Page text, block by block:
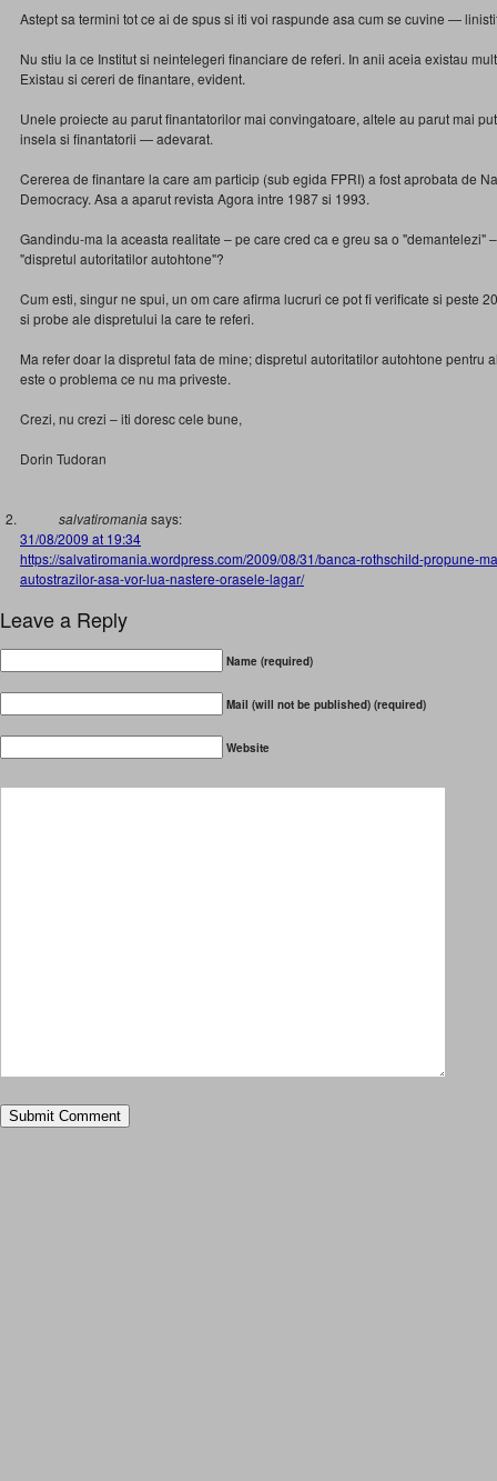
Astept sa termini tot ce ai de spus si iti voi raspunde asa cum se cuvine —
Nu stiu la ce Institut si neintelegeri financiare de referi. In anii aceia existau
Existau si cereri de finantare, evident.
Unele proiecte au parut finantatorilor mai convingatoare, altele au parut mai
insela si finantatorii — adevarat.
Cererea de finantare la care am particip (sub egida FPRI) a fost aprobata de
Democracy. Asa a aparut revista Agora intre 1987 si 1993.
Gandindu-ma la aceasta realitate – pe care cred ca e greu sa o "demantelezi"
"dispretul autoritatilor autohtone"?
Cum esti, singur ne spui, un om care afirma lucruri ce pot fi verificate si peste
si probe ale dispretului la care te referi.
Ma refer doar la dispretul fata de mine; dispretul autoritatilor autohtone pentru
este o problema ce nu ma priveste.
Crezi, nu crezi – iti doresc cele bune,
Dorin Tudoran
salvatiromaniasays:
31/08/2009 at 19:34
https://salvatiromania.wordpress.com/2009/08/31/banca-rothschild-propune-
autostrazilor-asa-vor-lua-nastere-orasele-lagar/
Leave a Reply
Name (required)
Mail (will not be published) (required)
Website